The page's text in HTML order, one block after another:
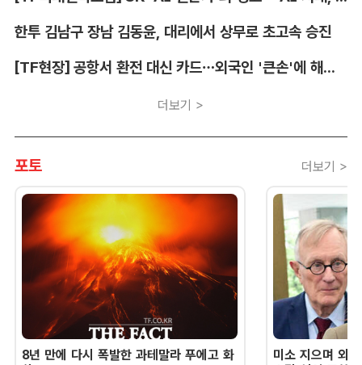
한투 김남구 장남 김동윤, 대리에서 상무로 초고속 승진
[TF현장] 공항서 환전 대신 카드…외국인 '큰손'에 해외카드 매입 시장 쑥
더보기 >
포토 더보기 >
8년 만에 다시 폭발한 과테말라 푸에고 화
미소 지으며 외